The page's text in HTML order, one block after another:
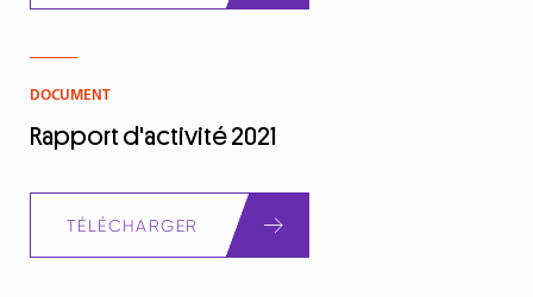
DOCUMENT
Rapport d'activité 2021
TÉLÉCHARGER